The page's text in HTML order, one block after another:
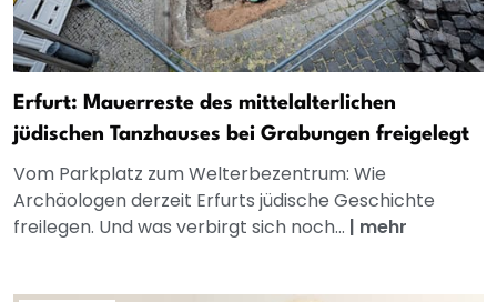
Erfurt: Mauerreste des mittelalterlichen
jüdischen Tanzhauses bei Grabungen freigelegt
Vom Parkplatz zum Welterbezentrum: Wie
Archäologen derzeit Erfurts jüdische Geschichte
freilegen. Und was verbirgt sich noch... | mehr